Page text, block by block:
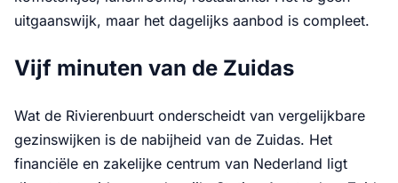
uitgaanswijk, maar het dagelijks aanbod is compleet.
Vijf minuten van de Zuidas
Wat de Rivierenbuurt onderscheidt van vergelijkbare
gezinswijken is de nabijheid van de Zuidas. Het
financiële en zakelijke centrum van Nederland ligt